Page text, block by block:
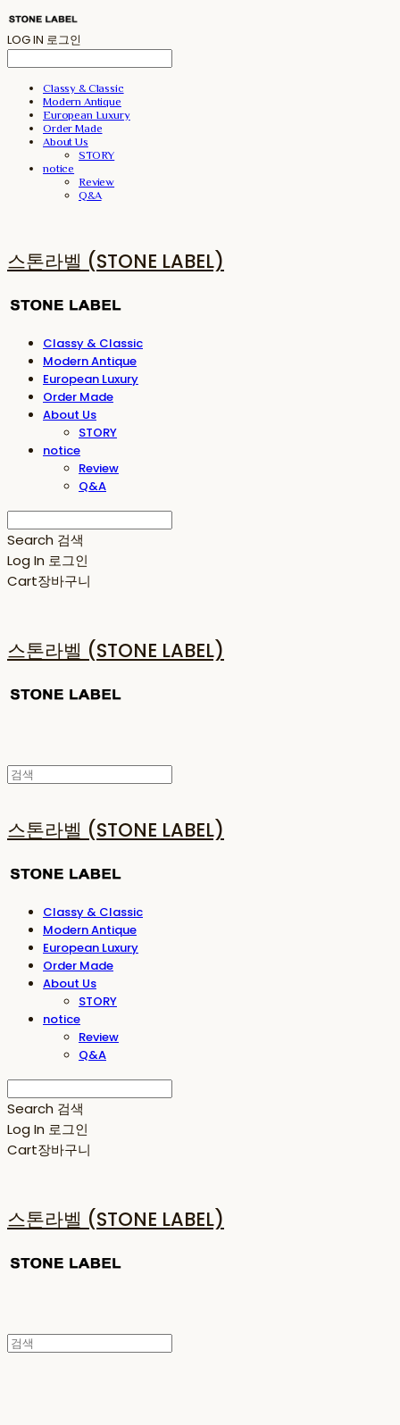
LOG IN 로그인
Classy & Classic
Modern Antique
European Luxury
Order Made
About Us
STORY
notice
Review
Q&A
스톤라벨 (STONE LABEL)
Classy & Classic
Modern Antique
European Luxury
Order Made
About Us
STORY
notice
Review
Q&A
Search 검색
Log In 로그인
Cart장바구니
스톤라벨 (STONE LABEL)
스톤라벨 (STONE LABEL)
Classy & Classic
Modern Antique
European Luxury
Order Made
About Us
STORY
notice
Review
Q&A
Search 검색
Log In 로그인
Cart장바구니
스톤라벨 (STONE LABEL)